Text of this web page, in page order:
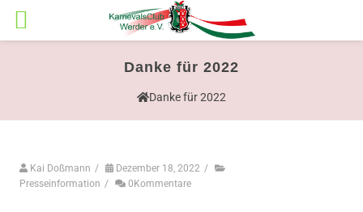
Danke für 2022
Danke für 2022
Kai Doßmann / Dezember 18, 2022 /
Presseinformation / 0Kommentare